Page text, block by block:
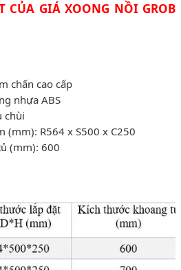
CỦA GIÁ XOONG NỒI GROB
chấn cao cấp
nhựa ABS
chùi
(mm): R564 x S500 x C250
(mm): 600